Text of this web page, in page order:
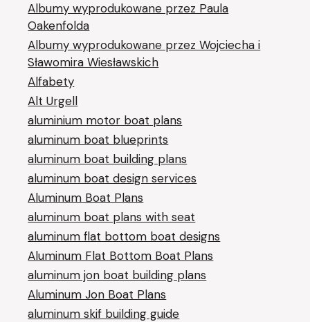
Albumy wyprodukowane przez Paula
Oakenfolda
Albumy wyprodukowane przez Wojciecha i
Sławomira Wiesławskich
Alfabety
Alt Urgell
aluminium motor boat plans
aluminum boat blueprints
aluminum boat building plans
aluminum boat design services
Aluminum Boat Plans
aluminum boat plans with seat
aluminum flat bottom boat designs
Aluminum Flat Bottom Boat Plans
aluminum jon boat building plans
Aluminum Jon Boat Plans
aluminum skif building guide